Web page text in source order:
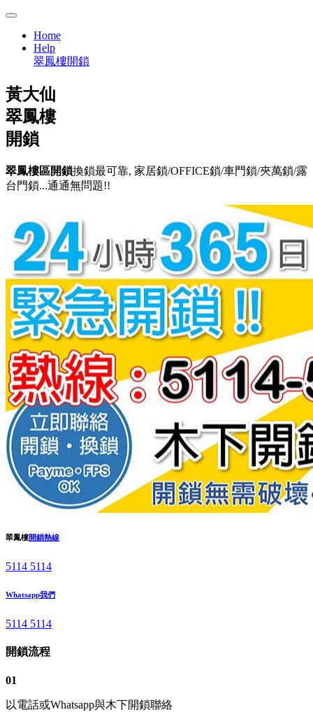
Home
Help
翠鳳樓開鎖
黃大仙
翠鳳樓
開鎖
翠鳳樓區開鎖換鎖最可靠, 家居鎖/OFFICE鎖/車門鎖/夾萬鎖/露
台門鎖...通通無問題!!
翠鳳樓開鎖熱線
5114 5114
Whatsapp我們
5114 5114
開鎖流程
01
以電話或Whatsapp與木下開鎖聯絡